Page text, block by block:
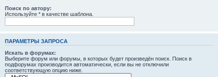
Поиск по автору:
Используйте * в качестве шаблона.
ПАРАМЕТРЫ ЗАПРОСА
Искать в форумах:
Выберите форум или форумы, в которых будет произведён поиск. Поиск в
подфорумах производится автоматически, если вы не отключили
соответствующую опцию ниже.